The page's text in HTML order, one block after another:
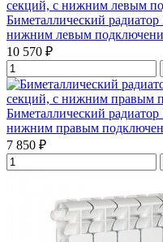
Биметаллический
нижним левым
10 570 ₽
Биметаллический
нижним правым
7 850 ₽